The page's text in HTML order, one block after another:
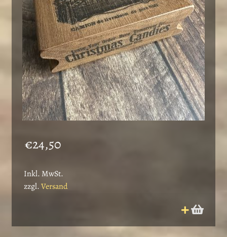
€24,50
Inkl. MwSt.
zzgl.Versand